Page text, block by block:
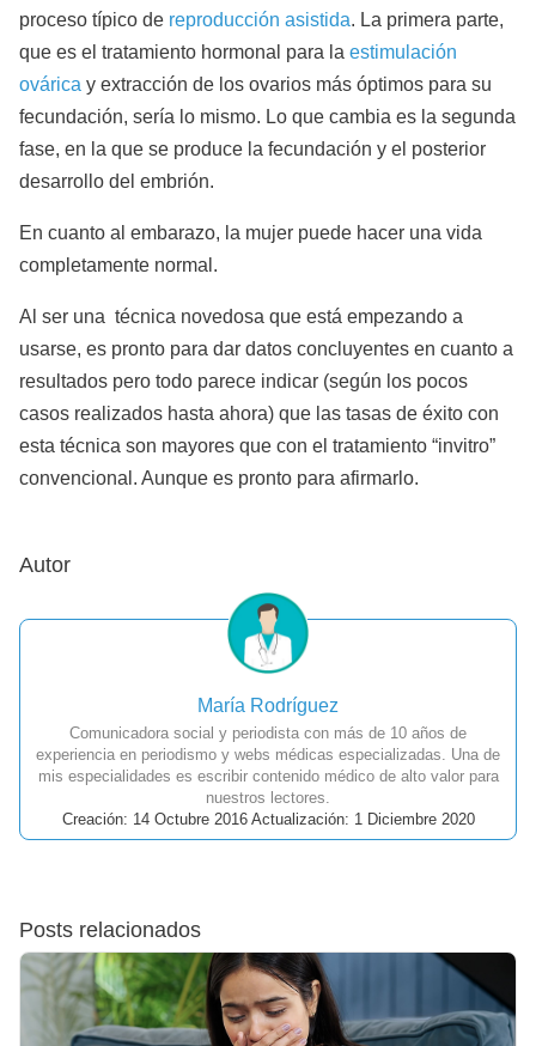
proceso típico de reproducción asistida. La primera parte,
que es el tratamiento hormonal para la estimulación
ovárica y extracción de los ovarios más óptimos para su
fecundación, sería lo mismo. Lo que cambia es la segunda
fase, en la que se produce la fecundación y el posterior
desarrollo del embrión.
En cuanto al embarazo, la mujer puede hacer una vida
completamente normal.
Al ser una técnica novedosa que está empezando a
usarse, es pronto para dar datos concluyentes en cuanto a
resultados pero todo parece indicar (según los pocos
casos realizados hasta ahora) que las tasas de éxito con
esta técnica son mayores que con el tratamiento “invitro”
convencional. Aunque es pronto para afirmarlo.
Autor
María Rodríguez
Comunicadora social y periodista con más de 10 años de
experiencia en periodismo y webs médicas especializadas. Una de
mis especialidades es escribir contenido médico de alto valor para
nuestros lectores.
Creación: 14 Octubre 2016 Actualización: 1 Diciembre 2020
Posts relacionados